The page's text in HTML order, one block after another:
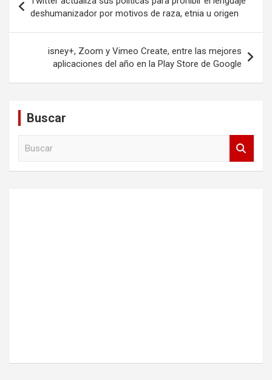
de
entradas
deshumanizador por motivos de raza, etnia u origen
isney+, Zoom y Vimeo Create, entre las mejores
aplicaciones del año en la Play Store de Google
Buscar